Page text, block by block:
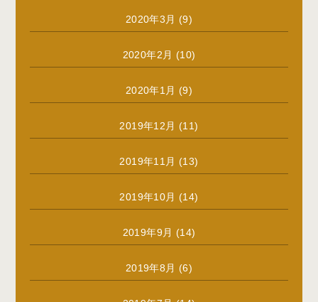
2020年3月 (9)
2020年2月 (10)
2020年1月 (9)
2019年12月 (11)
2019年11月 (13)
2019年10月 (14)
2019年9月 (14)
2019年8月 (6)